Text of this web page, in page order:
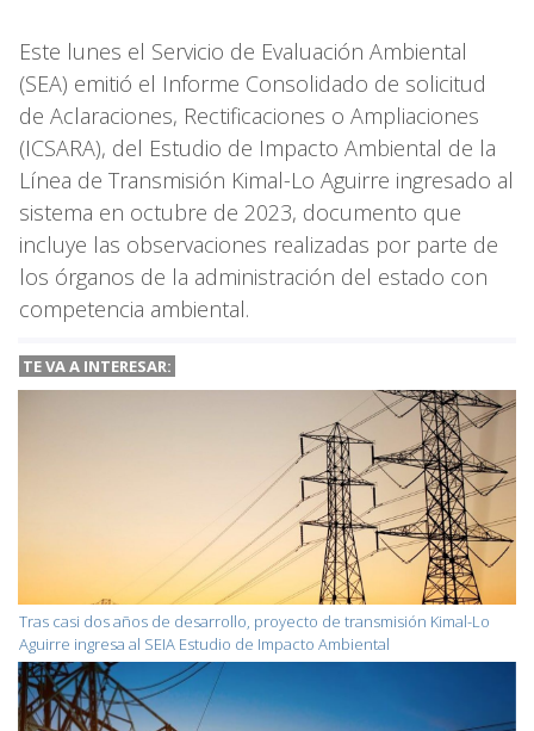
Este lunes el Servicio de Evaluación Ambiental
(SEA) emitió el Informe Consolidado de solicitud
de Aclaraciones, Rectificaciones o Ampliaciones
(ICSARA), del Estudio de Impacto Ambiental de la
Línea de Transmisión Kimal-Lo Aguirre ingresado al
sistema en octubre de 2023, documento que
incluye las observaciones realizadas por parte de
los órganos de la administración del estado con
competencia ambiental.
TE VA A INTERESAR:
Tras casi dos años de desarrollo, proyecto de transmisión Kimal-Lo
Aguirre ingresa al SEIA Estudio de Impacto Ambiental